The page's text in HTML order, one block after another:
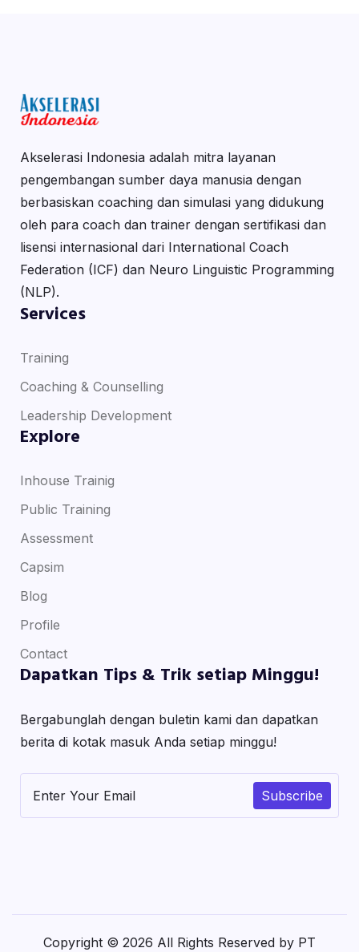
Akselerasi Indonesia adalah mitra layanan
pengembangan sumber daya manusia dengan
berbasiskan coaching dan simulasi yang didukung
oleh para coach dan trainer dengan sertifikasi dan
lisensi internasional dari International Coach
Federation (ICF) dan Neuro Linguistic Programming
(NLP).
Services
Training
Coaching & Counselling
Leadership Development
Explore
Inhouse Trainig
Public Training
Assessment
Capsim
Blog
Profile
Contact
Dapatkan Tips & Trik setiap Minggu!
Bergabunglah dengan buletin kami dan dapatkan
berita di kotak masuk Anda setiap minggu!
Subscribe
Copyright © 2026 All Rights Reserved by PT